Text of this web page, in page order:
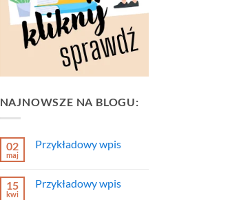
NAJNOWSZE NA BLOGU:
02
maj
Przykładowy wpis
Przykładowy
15
kwi
Przykładowy wpis